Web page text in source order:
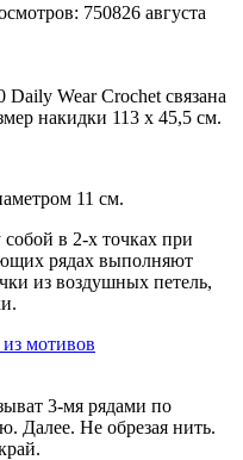
750826 августа
Wear Crochet связана
накидки 113 х 45,5 см.
11 см.
в 2-х точках при
рядах выполняют
из воздушных петель,
3-мя рядами по
Далее. Не обрезая нить.